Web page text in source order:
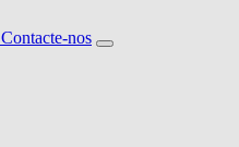
Contacte-nos